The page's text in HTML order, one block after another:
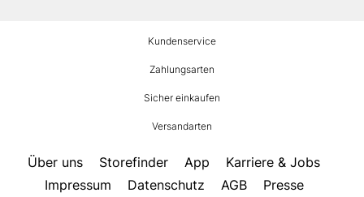
Kundenservice
Zahlungsarten
Sicher einkaufen
Versandarten
Über uns Storefinder App
Karriere & Jobs
Impressum
Datenschutz AGB Presse